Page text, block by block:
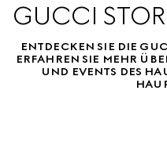
GUCCI
ENTDECKEN SIE DIE
ERFAHREN SIE MEHR
UND EVENTS DES